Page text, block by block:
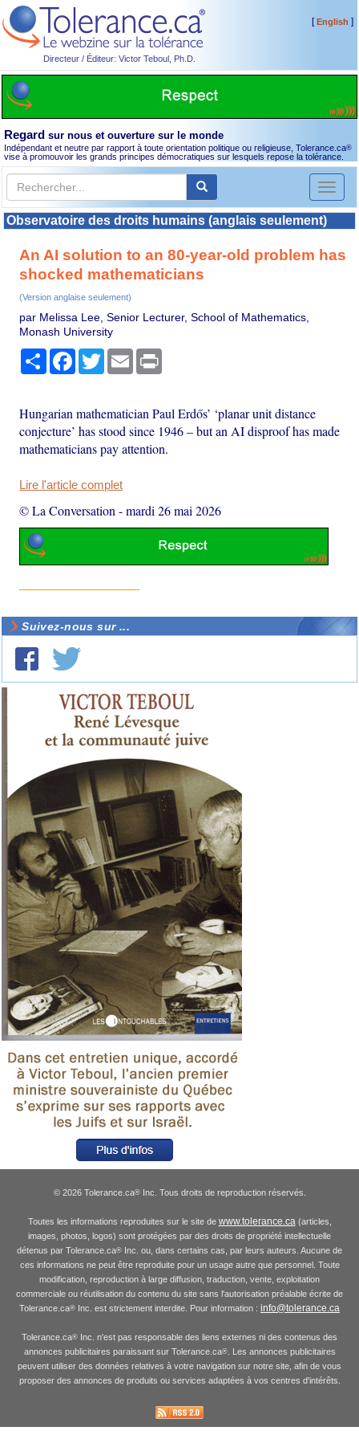
Directeur / Éditeur: Victor Teboul, Ph.D.
[English ]
Regard sur nous et ouverture sur le monde
Indépendant et neutre par rapport à toute orientation politique ou religieuse, Tolerance.ca®
vise à promouvoir les grands principes démocratiques sur lesquels repose la tolérance.
Toggle
Observatoire des droits humains (anglais seulement)
An AI solution to an 80-year-old problem has
shocked mathematicians
(Version anglaise seulement)
par Melissa Lee, Senior Lecturer, School of Mathematics,
Monash University
PartagerFacebook
TwitterEmail
Hungarian mathematician Paul Erdős’ ‘planar unit distance
conjecture’ has stood since 1946 – but an AI disproof has made
mathematicians pay attention.
Lire l'article complet
© La Conversation -mardi 26 mai 2026
Suivez-nous sur ...
© 2026 Tolerance.ca®Inc. Tous droits de reproduction réservés.
Toutes les informations reproduites sur le site de www.tolerance.ca(articles,
images, photos, logos) sont protégées par des droits de propriété intellectuelle
détenus par Tolerance.ca® Inc. ou, dans certains cas, par leurs auteurs. Aucune de
ces informations ne peut être reproduite pour un usage autre que personnel. Toute
modification, reproduction à large diffusion, traduction, vente, exploitation
commerciale ou réutilisation du contenu du site sans l'autorisation préalable écrite de
Tolerance.ca® Inc. est strictement interdite. Pour information : info@tolerance.ca
Tolerance.ca® Inc. n'est pas responsable des liens externes ni des contenus des
annonces publicitaires paraissant sur Tolerance.ca®. Les annonces publicitaires
peuvent utiliser des données relatives à votre navigation sur notre site, afin de vous
proposer des annonces de produits ou services adaptées à vos centres d'intérêts.